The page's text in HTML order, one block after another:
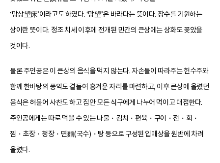
‘망상望床’이라고도 하였다. ‘망望’은 바라다는 뜻이다. 장수를 기원하는
상이란 뜻이다. 정조 치세 이후에 전개된 민간의 큰상에는 상화도 꽂았을
것이다.
물론 주인공은 이 큰상의 음식을 먹지 않는다. 자손들이 따라주는 헌수주와
함께 한바탕의 풍악도 곁들여 흥겨운 자리를 마련하고, 이후 큰상에 올렸던
음식은 허물어 사찬도 하고 집안 모든 식구에게 나누어 먹이고 대접한다.
주인공에게는 따로 먹을 수 있는 나물・김치・편육・구이・전・회・
찜・초장・청장・면麵(국수)・탕 등으로 구성된 입매상을 원반에 차려
올렸다.